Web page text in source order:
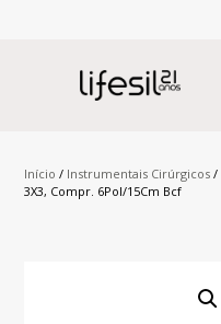
Início / Instrumentais Cirúrgicos /
3X3, Compr. 6Pol/15Cm Bcf